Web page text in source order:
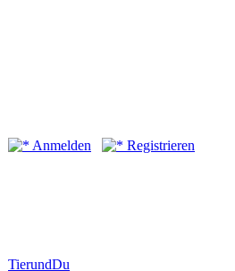
Anmelden Registrieren
TierundDu